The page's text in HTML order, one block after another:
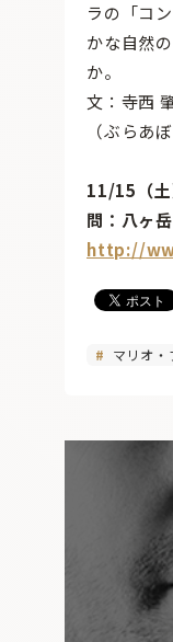
ラの「コ
かな自然
か。
文：寺西
（ぶらあ
11/15（
問：八ヶ
http://
マリオ・